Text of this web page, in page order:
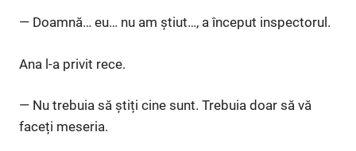
— Doamnă… eu… nu am știut…, a început inspectorul.
Ana l-a privit rece.
— Nu trebuia să știți cine sunt. Trebuia doar să vă
faceți meseria.